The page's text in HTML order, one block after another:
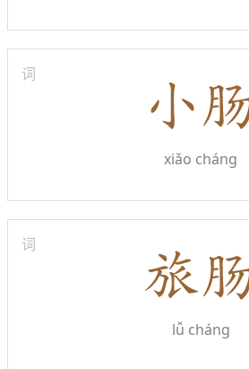
词
xiǎo cháng
词
lǚ cháng